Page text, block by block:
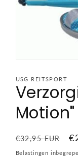
openen
in
modaal
USG REITSPORT
Motion"
Normale
prijs
€32,95 EUR
Belastingen